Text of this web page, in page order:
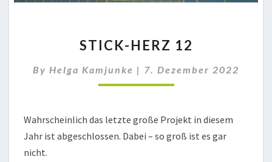
HERZ
STICK-HERZ 12
By Helga Kamjunke | 7. Dezember 2022
Wahrscheinlich das letzte große Projekt in diesem
Jahr ist abgeschlossen. Dabei – so groß ist es gar
nicht.